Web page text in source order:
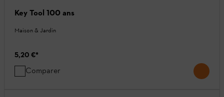
Key Tool 100 ans
Maison & Jardin
5,20 €*
Comparer